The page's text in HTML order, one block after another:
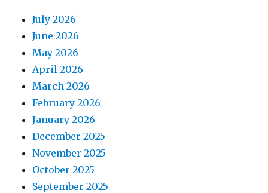
July 2026
June 2026
May 2026
April 2026
March 2026
February 2026
January 2026
December 2025
November 2025
October 2025
September 2025